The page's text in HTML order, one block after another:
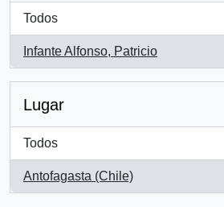
Todos
Infante Alfonso, Patricio
, 1 resultados
Lugar
Todos
Antofagasta (Chile)
, 1 resultados